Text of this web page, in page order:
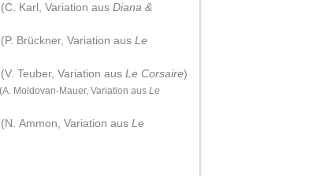
Karl, Variation aus Diana &
Brückner, Variation aus Le
Teuber, Variation aus Le Corsaire)
(A. Moldovan-Mauer, Variation aus Le
Ammon, Variation aus Le